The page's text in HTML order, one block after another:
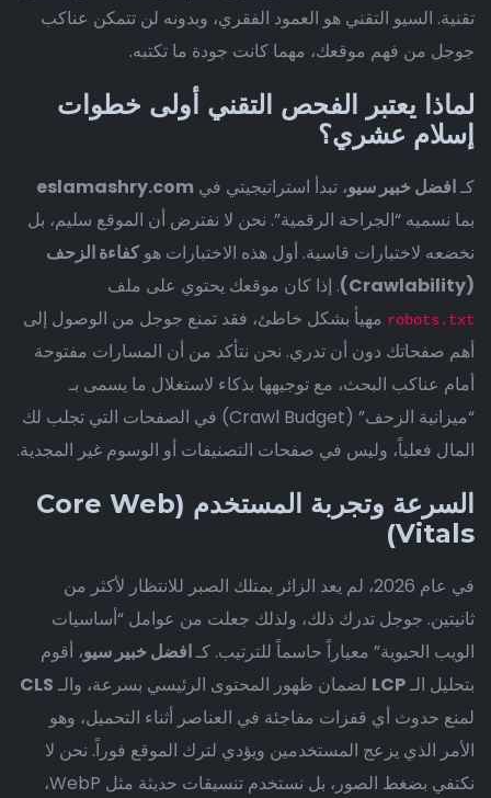
تقنية. السيو التقني هو العمود الفقري، وبدونه لن تتمكن عناكب
جوجل من فهم موقعك، مهما كانت جودة ما تكتبه.
لماذا يعتبر الفحص التقني أولى خطوات
إسلام عشري؟
كـافضل خبير سيو، تبدأ استراتيجيتي في eslamashry.com
بما نسميه “الجراحة الرقمية”. نحن لا نفترض أن الموقع سليم، بل
نخضعه لاختبارات قاسية. أول هذه الاختبارات هوكفاءة الزحف
(Crawlability)
. إذا كان موقعك يحتوي على ملف
robots.txt مهيأ بشكل خاطئ، فقد تمنع جوجل من الوصول إلى
أهم صفحاتك دون أن تدري. نحن نتأكد من أن المسارات مفتوحة
أمام عناكب البحث، مع توجيهها بذكاء لاستغلال ما يسمى بـ
“ميزانية الزحف” (Crawl Budget) في الصفحات التي تجلب لك
المال فعلياً، وليس في صفحات التصنيفات أو الوسوم غير المجدية.
السرعة وتجربة المستخدم (Core Web
Vitals)
في عام 2026، لم يعد الزائر يمتلك الصبر للانتظار لأكثر من
ثانيتين. جوجل تدرك ذلك، ولذلك جعلت من عوامل “أساسيات
الويب الحيوية” معياراً حاسماً للترتيب. كـافضل خبير سيو، أقوم
بتحليل الـLCP لضمان ظهور المحتوى الرئيسي بسرعة، والـ CLS
لمنع حدوث أي قفزات مفاجئة في العناصر أثناء التحميل، وهو
الأمر الذي يزعج المستخدمين ويؤدي لترك الموقع فوراً. نحن لا
نكتفي بضغط الصور، بل نستخدم تنسيقات حديثة مثل WebP،